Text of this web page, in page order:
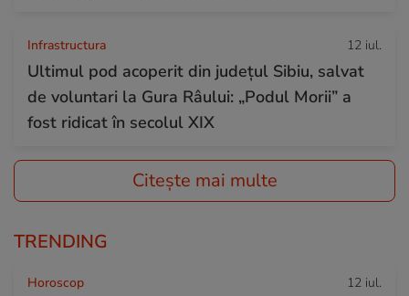
Infrastructura 12 iul.
Ultimul pod acoperit din județul Sibiu, salvat
de voluntari la Gura Râului: „Podul Morii” a
fost ridicat în secolul XIX
Citește mai multe
TRENDING
Horoscop 12 iul.